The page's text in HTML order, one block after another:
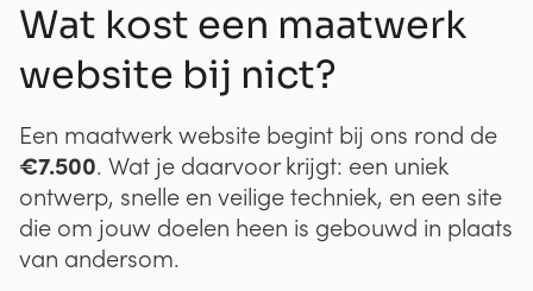
Wat kost een maatwerk
website bij nict?
Een maatwerk website begint bij ons rond de
€7.500. Wat je daarvoor krijgt: een uniek
ontwerp, snelle en veilige techniek, en een site
die om jouw doelen heen is gebouwd in plaats
van andersom.